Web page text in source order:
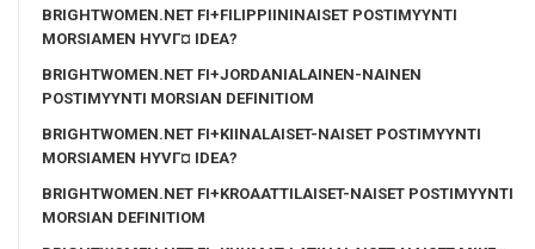
BRIGHTWOMEN.NET FI+FILIPPIININAISET POSTIMYYNTI
MORSIAMEN HYVГ¤ IDEA?
BRIGHTWOMEN.NET FI+JORDANIALAINEN-NAINEN
POSTIMYYNTI MORSIAN DEFINITIOM
BRIGHTWOMEN.NET FI+KIINALAISET-NAISET POSTIMYYNTI
MORSIAMEN HYVГ¤ IDEA?
BRIGHTWOMEN.NET FI+KROAATTILAISET-NAISET POSTIMYYNTI
MORSIAN DEFINITIOM